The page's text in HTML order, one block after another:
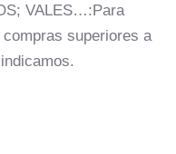
VALES…:Para
superiores a